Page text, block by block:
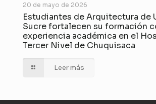
20 de mayo de 2026
Estudiantes de Arquitectura de
Sucre fortalecen su formación
experiencia académica en el
Tercer Nivel de Chuquisaca
Leer más